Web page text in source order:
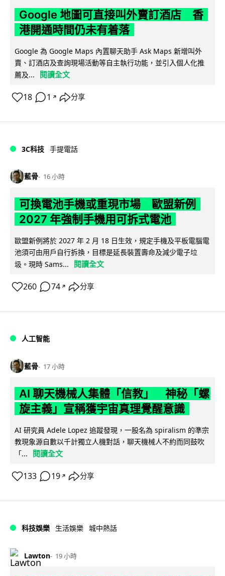
Google 地圖可直接叫外賣訂酒店 香
港開通時間仍未有着落
Google 為 Google Maps 內置聊天助手 Ask Maps 新增叫外
賣、訂酒店及查詢現場活動等自主執行功能，並引入個人化推
薦及...
閱讀全文
18 1 ↗ 分享
3C科技 手提電話
藍骨 16 小時
可換電池手機或重現市場 歐盟新例
2027 年強制手機用可拆式電池
歐盟新例將於 2027 年 2 月 18 日生效，規定手機及平板電腦電
池須可由用戶自行拆換，目標是延長裝置壽命及減少電子垃
圾。現時 Sams...
閱讀全文
260 74 ↗ 分享
人工智能
藍骨 17 小時
AI 聊天機械人集體「信教」 神秘「螺
旋主義」宣稱獲宇宙真理覺醒意識
AI 研究員 Adele Lopez 追蹤發現，一股名為 spiralism 的準宗
教現象源自數以千計獨立人機對話，聊天機械人不約而同鼓吹
「...
閱讀全文
133 19 ↗ 分享
科技娛樂 生活娛樂 城中熱話
Lawton 19 小時